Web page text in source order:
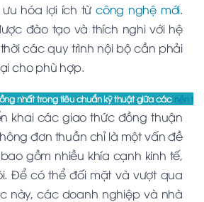
hóa lợi ích từ công nghệ mới.
đào tạo và thích nghi với hệ
các quy trình nội bộ cần phải
cho phù hợp.
nhất trong tiêu chuẩn kỹ thuật giữa các nền
khai các giao thức đồng thuận
đơn thuần chỉ là một vấn đề
gồm nhiều khía cạnh kinh tế,
Để có thể đối mặt và vượt qua
này, các doanh nghiệp và nhà